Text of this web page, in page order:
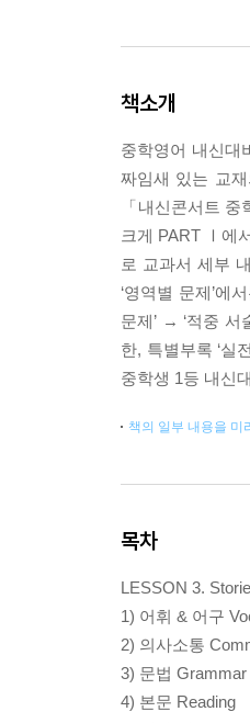
책소개
중학영어 내신대
짜임새 있는 교
「내신콘서트
크게 PART Ⅰ에
로 교과서 세부
‘영역별 문제’에
문제’ → ‘적중
한, 특별부록 ‘실
중학생 1등 내신
책의 일부 내용을 미
목차
LESSON 3.
1) 어휘 & 어구
2) 의사소통
3) 문법 Grammar
4) 본문 Reading